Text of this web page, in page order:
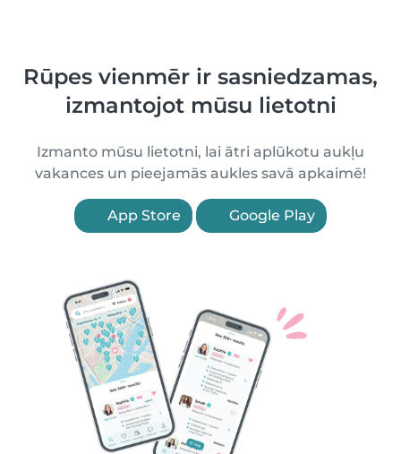
Rūpes vienmēr ir sasniedzamas,
izmantojot mūsu lietotni
Izmanto mūsu lietotni, lai ātri aplūkotu aukļu
vakances un pieejamās aukles savā apkaimē!
App Store Google Play